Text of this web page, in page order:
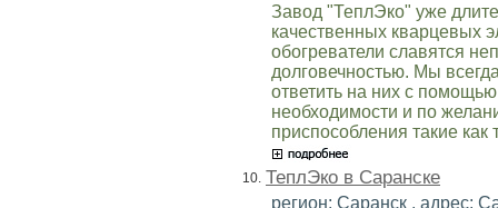
Завод "ТеплЭко" уже
качественных кварцевых
обогреватели славятся
долговечностью. Мы
ответить на них с
необходимости и по
приспособления такие как
10. ТеплЭко в Саранске
регион: Саранск , адрес: